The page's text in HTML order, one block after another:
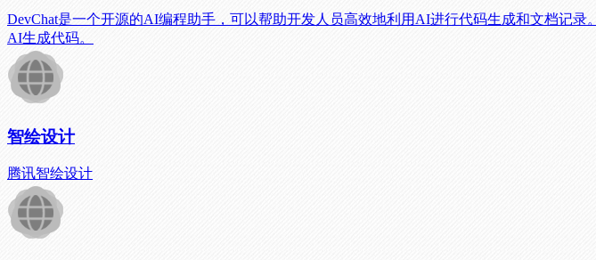
DevChat是一个开源的AI编程助手，可以帮助开发人员高效地利用AI进行代码生成和文档记
AI生成代码。
智绘设计
腾讯智绘设计